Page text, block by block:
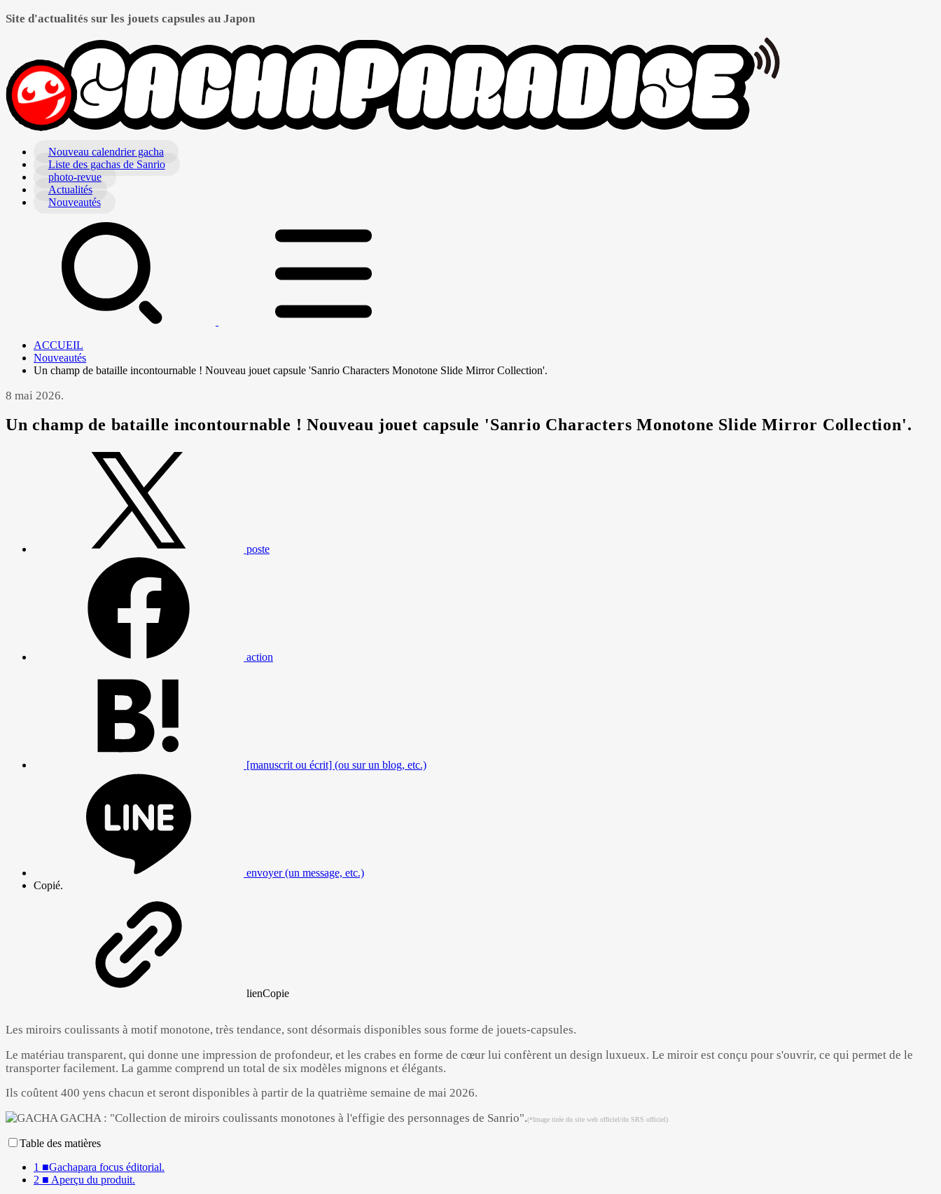
Site d'actualités sur les jouets capsules au Japon
Nouveau calendrier gacha
Liste des gachas de Sanrio
photo-revue
Actualités
Nouveautés
ACCUEIL
Nouveautés
Un champ de bataille incontournable ! Nouveau jouet capsule 'Sanrio Characters Monotone Slide Mirror Collection'.
8 mai 2026.
Un champ de bataille incontournable ! Nouveau jouet capsule 'Sanrio Characters Monotone Slide Mirror Collection'.
poste
action
[manuscrit ou écrit] (ou sur un blog, etc.)
envoyer (un message, etc.)
Copié.
lienCopie
Les miroirs coulissants à motif monotone, très tendance, sont désormais disponibles sous forme de jouets-capsules.
Le matériau transparent, qui donne une impression de profondeur, et les crabes en forme de cœur lui confèrent un design luxueux. Le miroir est conçu pour s'ouvrir, ce qui permet de le
transporter facilement. La gamme comprend un total de six modèles mignons et élégants.
Ils coûtent 400 yens chacun et seront disponibles à partir de la quatrième semaine de mai 2026.
(*Image tirée du site web officiel/du SRS officiel)
Table des matières
1 ■Gachapara focus éditorial.
2 ■ Aperçu du produit.